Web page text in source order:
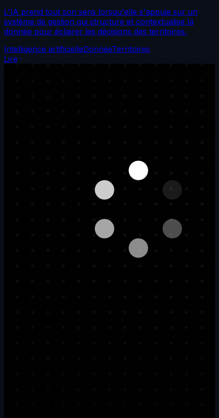
L'IA prend tout son sens lorsqu'elle s'appuie sur un
système de gestion qui structure et contextualise la
donnée pour éclairer les décisions des territoires.
Intelligence artificielleDonnéeTerritoires
Lire